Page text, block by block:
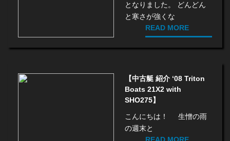
となりました。 どんどん
と寒さが強くな
READ MORE
【中古艇 紹介 ‘08 Triton
Boats 21X2 with
SHO275】
こんにちは！ 生憎の雨
の週末と